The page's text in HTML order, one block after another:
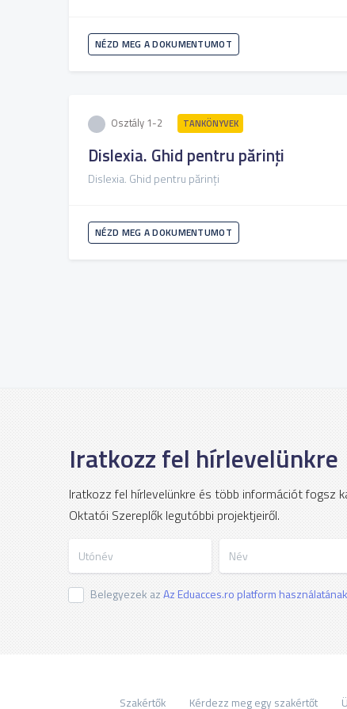
NÉZD MEG A DOKUMENTUMOT
Osztály 1-2 TANKÖNYVEK
Dislexia. Ghid pentru părinți
Dislexia. Ghid pentru părinți
NÉZD MEG A DOKUMENTUMOT
Iratkozz fel hírlevelünkre
Iratkozz fel hírlevelünkre és több információt fogsz
Oktatói Szereplők legutóbbi projektjeiről.
Belegyezek azAz Eduacces.ro platform
Szakértők Kérdezz meg egy szakértőt